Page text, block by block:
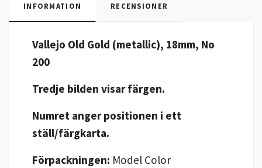
INFORMATION RECENSIONER
Vallejo Old Gold (metallic), 18mm, No
200
Tredje bilden visar färgen.
Numret anger positionen i ett
ställ/färgkarta.
Förpackningen: Model Color